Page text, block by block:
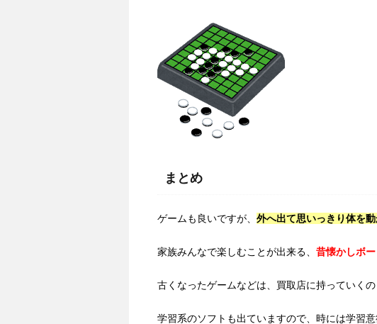
まとめ
ゲームも良いですが、 外へ出て思いっきり体を
家族みんなで楽しむことが出来る、 昔懐かしボ
古くなったゲームなどは、買取店に持っていくの
学習系のソフトも出ていますので、時には学習